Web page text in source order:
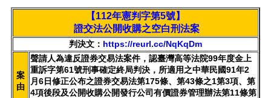
【112年憲判字第5號】
證交法公開收購之空白刑法案
判決文： https://reurl.cc/NqKqDm
案
由
聲請人為違反證券交易法案件，認臺灣高等法院99年度金上
重訴字第61號刑事確定終局判決，所適用之中華民國91年2
月6日修正公布之證券交易法第175條、第43條之1第3項、第
4項後段及公開收購公開發行公司有價證券管理辦法第11條第